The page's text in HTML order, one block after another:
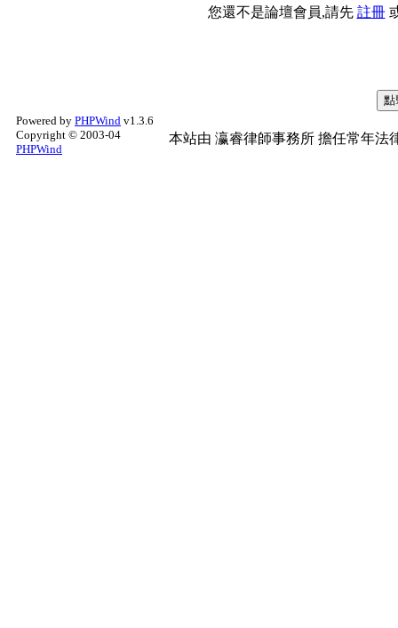
您還不是論壇會員,請先 註冊
Powered by PHPWind v1.3.6
Copyright © 2003-04
PHPWind
本站由 瀛睿律師事務所 擔任常年法